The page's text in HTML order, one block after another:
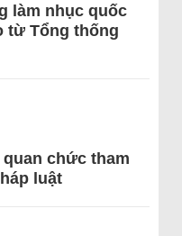
làm nhục quốc
từ Tổng thống
chức tham
luật